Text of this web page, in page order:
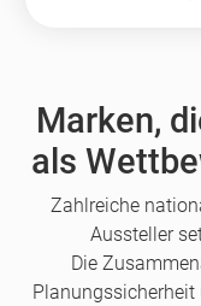
Marken,
als
Zahlreiche
Aussteller
Die